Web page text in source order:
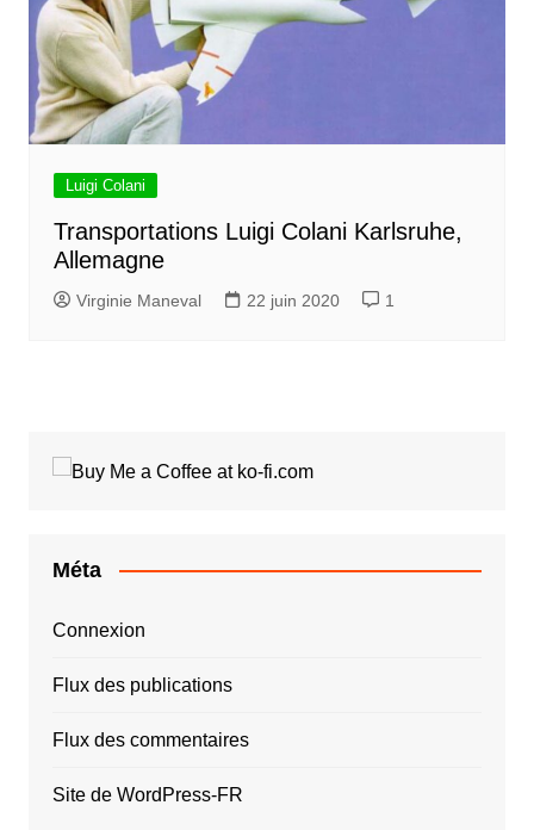
Luigi Colani
Transportations Luigi Colani Karlsruhe,
Allemagne
Virginie Maneval 22 juin 2020 1
Méta
Connexion
Flux des publications
Flux des commentaires
Site de WordPress-FR